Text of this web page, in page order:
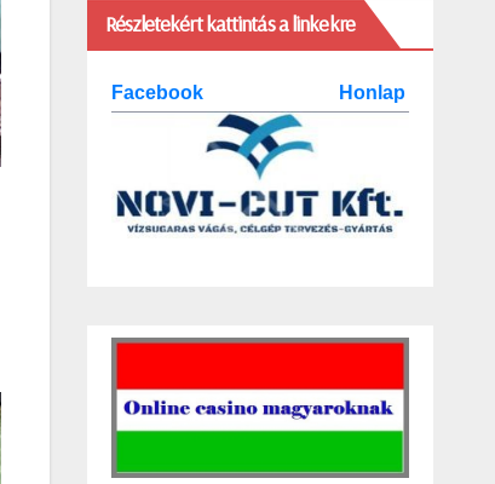
Részletekért kattintás a linkekre
Facebook Honlap